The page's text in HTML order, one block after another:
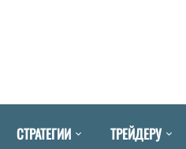
СТРАТЕГИИ ТРЕЙДЕРУ